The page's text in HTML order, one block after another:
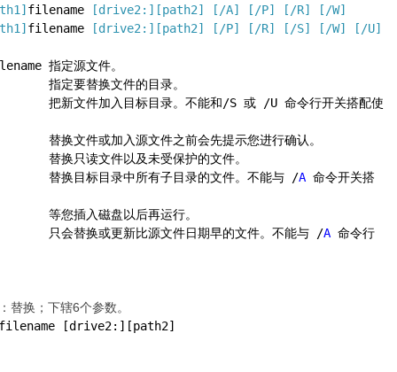
filename [drive2:] [path2] [/A] [/P] [/R]
[/W]
filename [drive2:] [path2] [/P] [/R] [/S] [/W] [/U]
指定源文件。
指定要替换文件的目录。
把新文件加入目标目录。不能和/S 或 /U 命令行开关搭配使
替换文件或加入源文件之前会先提示您进行确认。
替换只读文件以及未受保护的文件。
替换目标目录中所有子目录的文件。不能与 /
A 命令开关搭
等您插入磁盘以后再运行。
只会替换或更新比源文件日期早的文件。不能与 /
A 命令行
替换；下辖6个参数。
[drive2:][path2]